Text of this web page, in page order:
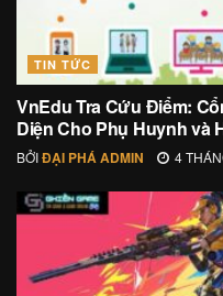
TIN TỨC
VnEdu Tra Cứu Điểm:
Diện Cho Phụ Huynh và
BỞIĐẠI PHÁ ADMIN 4